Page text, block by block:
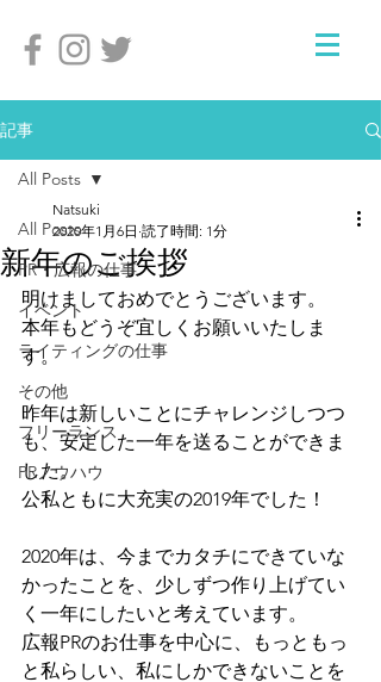
記事
All Posts
PR・広報の仕事
イベント
ライティングの仕事
その他
フリーランス
PRノウハウ
All Posts
新年のご挨拶
Natsuki
2020年1月6日 読了時間: 1分
明けましておめでとうございます。
本年もどうぞ宜しくお願いいたしま
す。
昨年は新しいことにチャレンジしつつ
も、安定した一年を送ることができま
した。
公私ともに大充実の2019年でした！
2020年は、今までカタチにできていな
かったことを、少しずつ作り上げてい
く一年にしたいと考えています。
広報PRのお仕事を中心に、もっともっ
と私らしい、私にしかできないことを